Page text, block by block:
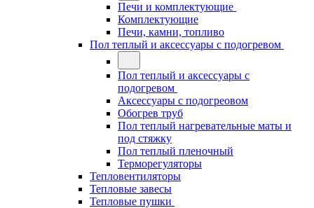
Печи и комплектующие
Комплектующие
Печи, камни, топливо
Пол теплый и аксессуары с подогревом
Пол теплый и аксессуары с
подогревом
Аксессуары с подогреовом
Обогрев труб
Пол теплый нагревательные маты и
под стяжку
Пол теплый пленочный
Терморегуляторы
Тепловентиляторы
Тепловые завесы
Тепловые пушки